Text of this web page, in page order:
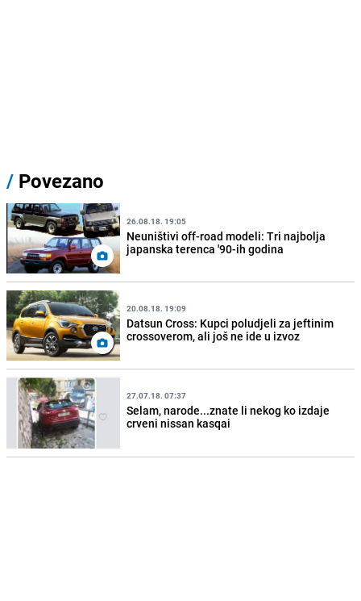
/ Povezano
26.08.18. 19:05
Neuništivi off-road modeli: Tri najbolja
japanska terenca '90-ih godina
20.08.18. 19:09
Datsun Cross: Kupci poludjeli za jeftinim
crossoverom, ali još ne ide u izvoz
27.07.18. 07:37
Selam, narode...znate li nekog ko izdaje
crveni nissan kasqai